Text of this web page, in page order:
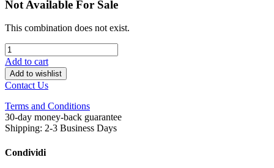
Not Available For Sale
This combination does not exist.
Add to cart
Add to wishlist
Contact Us
Terms and Conditions
30-day money-back guarantee
Shipping: 2-3 Business Days
Condividi